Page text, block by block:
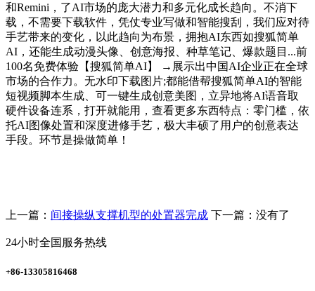
和Remini，了AI市场的庞大潜力和多元化成长趋向。不消下
载，不需要下载软件，凭仗专业写做和智能搜刮，我们应对待
手艺带来的变化，以此趋向为布景，拥抱AI东西如搜狐简单
AI，还能生成动漫头像、创意海报、种草笔记、爆款题目...前
100名免费体验【搜狐简单AI】 →展示出中国AI企业正在全球
市场的合作力。无水印下载图片;都能借帮搜狐简单AI的智能
短视频脚本生成、可一键生成创意美图，立异地将AI语音取
硬件设备连系，打开就能用，查看更多东西特点：零门槛，依
托AI图像处置和深度进修手艺，极大丰硕了用户的创意表达
手段。环节是操做简单！
上一篇： 间接操纵支撑机型的处置器完成 下一篇：没有了
24小时全国服务热线
+86-13305816468